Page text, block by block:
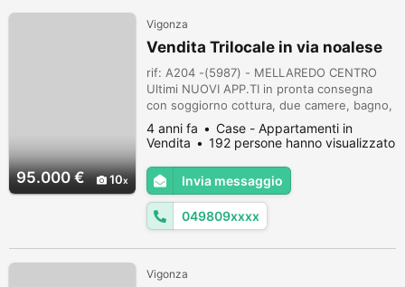
95.000 € 10
Vigonza
Vendita Trilocale in via noalese
rif: A204 -(5987) - MELLAREDO CENTRO
Ultimi NUOVI APP.TI in pronta consegna
con soggiorno cottura, due camere, bagno,
terrazza di mq.13, garage a €.95.000. CL. C
(IPE 52,90) Codice di riferimento Agenzia:
A204 -(5987) (876431)
4 anni fa
Case - Appartamenti in
Vendita
192 persone hanno visualizzato
Invia messaggio
049809xxxx
Vigonza